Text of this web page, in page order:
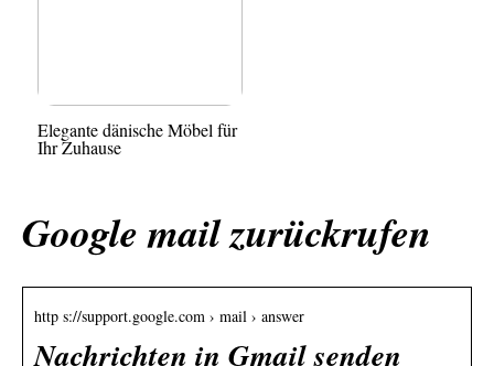
Elegante dänische Möbel für
Ihr Zuhause
Google mail zurückrufen
http s://support.google.com › mail › answer
Nachrichten in Gmail senden